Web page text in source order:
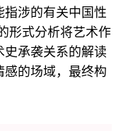
指涉的有关中国性
形式分析将艺术作
史承袭关系的解读
的场域，最终构